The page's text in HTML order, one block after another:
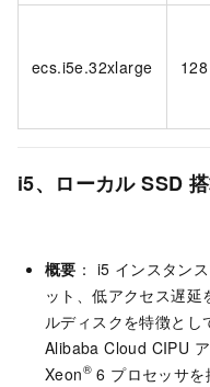
ecs.i5e.32xlarge 128
i5、ローカル SSD
概要 ： i5 インスタン
ット、低アクセス遅
ルディスクを特徴と
Alibaba Cloud CIPU
Xeon® 6 プロセッサを